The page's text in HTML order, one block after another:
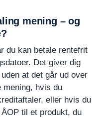
mening – og
du kan betale rentefrit
Det giver dig
at det går ud over
hvis du
eller hvis du
til et produkt, du